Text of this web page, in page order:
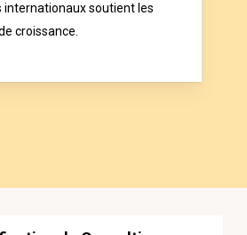
internationaux soutient les
croissance.